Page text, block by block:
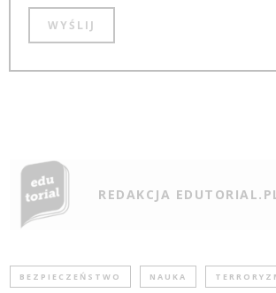
REDAKCJA
BEZPIECZEŃSTWO NAUKA